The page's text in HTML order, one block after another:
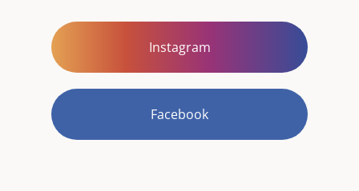
Instagram
Facebook